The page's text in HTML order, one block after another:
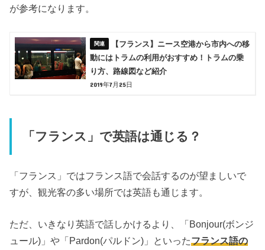
が参考になります。
【フランス】ニース空港から市内への移
動にはトラムの利用がおすすめ！トラムの乗
り方、路線図など紹介
2019年7月25日
「フランス」で英語は通じる？
「フランス」ではフランス語で会話するのが望ましいで
すが、観光客の多い場所では英語も通じます。
ただ、いきなり英語で話しかけるより、「Bonjour(ボンジ
ュール)」や「Pardon(パルドン)」といったフランス語の